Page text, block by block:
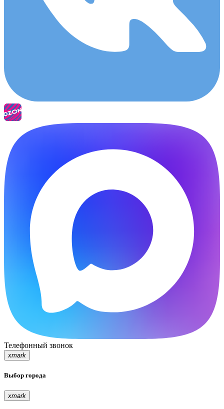
Телефонный звонок
xmark
Выбор города
xmark